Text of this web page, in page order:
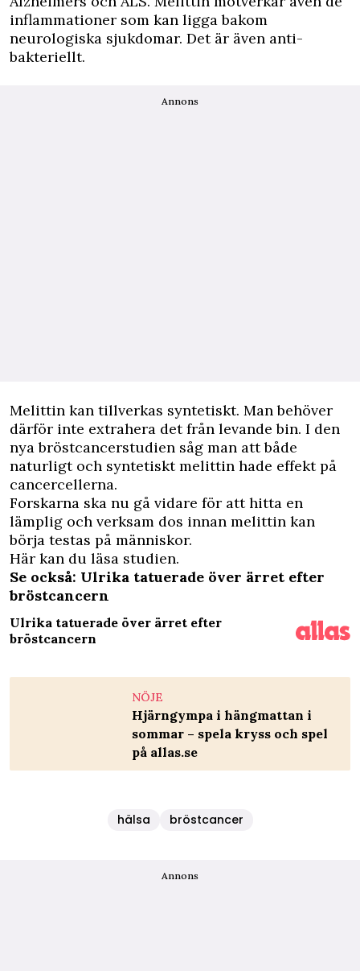
inflammationer som kan ligga bakom
neurologiska sjukdomar. Det är även anti-
bakteriellt.
Annons
Melittin kan tillverkas syntetiskt. Man behöver
därför inte extrahera det från levande bin. I den
nya bröstcancerstudien såg man att både
naturligt och syntetiskt melittin hade effekt på
cancercellerna.
Forskarna ska nu gå vidare för att hitta en
lämplig och verksam dos innan melittin kan
börja testas på människor.
Här kan du läsa studien.
Se också: Ulrika tatuerade över ärret efter
bröstcancern
Ulrika tatuerade över ärret efter
bröstcancern
NÖJE
Hjärngympa i hängmattan i
sommar – spela kryss och spel
på allas.se
hälsa bröstcancer
Annons